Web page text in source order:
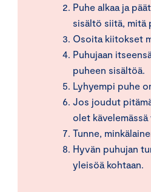
Puhe alkaa ja
sisältö siitä, mitä
Osoita kiitokset
Puhujaan
puheen sisältöä.
Lyhyempi puhe
Jos joudut
olet
Tunne,
Hyvän puhujan
yleisöä kohtaan.